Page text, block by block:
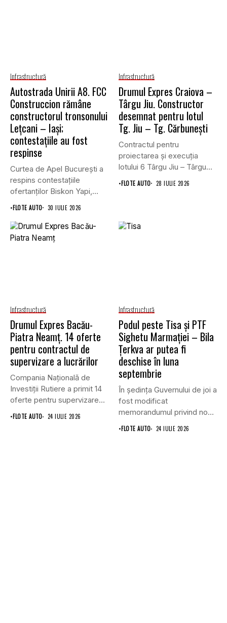
Infrastructură
Autostrada Unirii A8. FCC
Construccion rămâne
constructorul tronsonului
Lețcani – Iași;
contestațiile au fost
respinse
Curtea de Apel București a
respins contestațiile
ofertanților Biskon Yapi,
Straco și...
•FLOTE AUTO 30 IULIE 2026
Infrastructură
Drumul Expres Craiova –
Târgu Jiu. Constructor
desemnat pentru lotul
Tg. Jiu – Tg. Cărbunești
Contractul pentru
proiectarea și execuția
lotului 6 Târgu Jiu – Târgu
Cărbunești,...
•FLOTE AUTO 28 IULIE 2026
Infrastructură
Drumul Expres Bacău-
Piatra Neamț. 14 oferte
pentru contractul de
supervizare a lucrărilor
Compania Națională de
Investiții Rutiere a primit 14
oferte pentru supervizarea
lucrărilor...
•FLOTE AUTO 24 IULIE 2026
Infrastructură
Podul peste Tisa și PTF
Sighetu Marmației – Bila
Țerkva ar putea fi
deschise în luna
septembrie
În ședința Guvernului de joi a
fost modificat
memorandumul privind noul
punct...
•FLOTE AUTO 24 IULIE 2026